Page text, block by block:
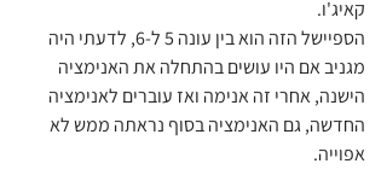
קאיג'ו.
הספיישל הזה הוא בין עונה 5 ל-6, לדעתי היה
מגניב אם היו עושים בהתחלה את האנימציה
הישנה, אחרי זה אנימה ואז עוברים לאנימציה
החדשה, גם האנימציה בסוף נראתה ממש לא
אפוייה.